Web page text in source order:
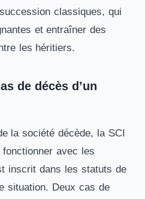
classiques, qui
et entraîner des
les héritiers.
de décès d’un
la société décède, la SCI
avec les
inscrit dans les statuts de
situation. Deux cas de